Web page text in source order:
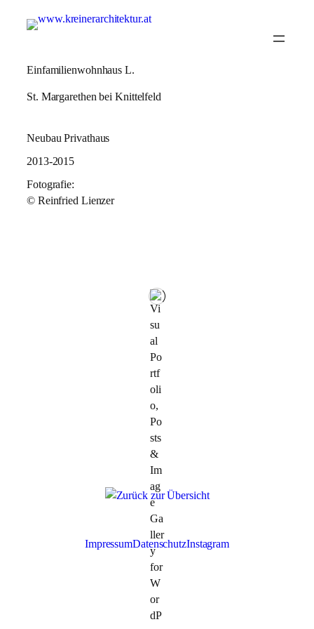
Einfamilienwohnhaus L.
St. Margarethen bei Knittelfeld
Neubau Privathaus
2013-2015
Fotografie:
© Reinfried Lienzer
ImpressumDatenschutzInstagram